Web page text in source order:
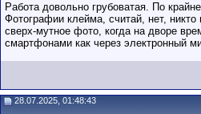
Работа довольно грубоватая. По
Фотографии клейма, считай, нет,
сверх-мутное фото, когда на дворе
смартфонами как через электронный
28.07.2025, 01:48:43